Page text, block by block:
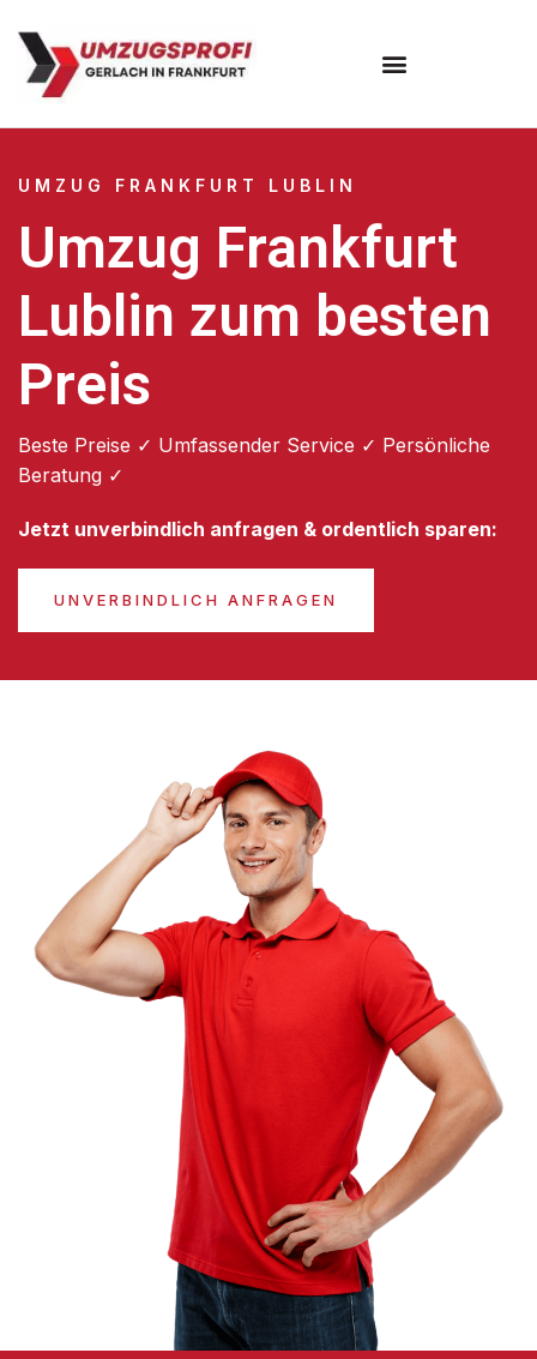
UMZUG FRANKFURT LUBLIN
Umzug Frankfurt
Lublin zum besten
Preis
Beste Preise ✓ Umfassender Service ✓ Persönliche
Beratung ✓
Jetzt unverbindlich anfragen & ordentlich sparen:
UNVERBINDLICH ANFRAGEN